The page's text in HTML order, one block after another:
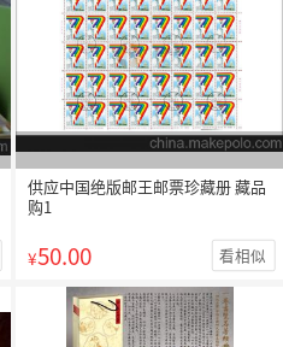
供应中国绝版邮王邮票珍藏册 藏品
购1
¥50.00 看相似